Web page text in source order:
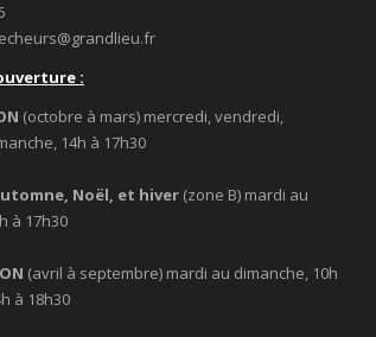
:
(octobre à mars) mercredi, vendredi,
14h à 17h30
Noël, et hiver(zone B) mardi au
à 17h30
(avril à septembre) mardi au dimanche, 10h
à 18h30